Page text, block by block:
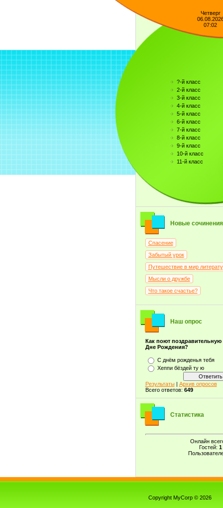
Четверг
07:02
?-й класс
2-й класс
3-й класс
4-й класс
5-й класс
6-й класс
7-й класс
8-й класс
9-й класс
10-й класс
11-й класс
Новые сочинения
Спасение
Забытый урок
Путешествие в мир
Мысли о дружбе
Что такое счастье?
Наш опрос
Как поют
Дне Рождения?
С днём рожденья тебя
Хеппи бёздей ту ю
Результаты| Архив опросов
Всего ответов: 649
Статистика
Онлайн
Гостей: 1
Copyright MyCorp © 2026